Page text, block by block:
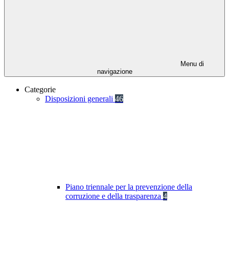
Menu di
navigazione
Categorie
Disposizioni generali 46
Piano triennale per la prevenzione della
corruzione e della trasparenza 4